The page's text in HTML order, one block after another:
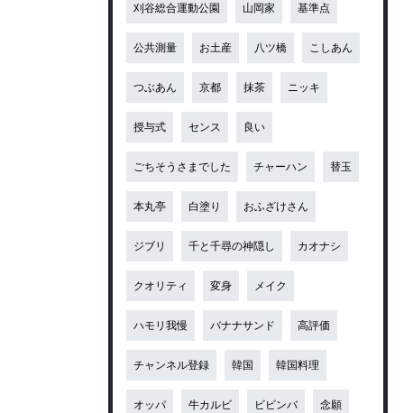
刈谷総合運動公園 山岡家 基準点
公共測量 お土産 八ツ橋 こしあん
つぶあん 京都 抹茶 ニッキ
授与式 センス 良い
ごちそうさまでした チャーハン 替玉
本丸亭 白塗り おふざけさん
ジブリ 千と千尋の神隠し カオナシ
クオリティ 変身 メイク
ハモリ我慢 バナナサンド 高評価
チャンネル登録 韓国 韓国料理
オッパ 牛カルビ ビビンバ 念願